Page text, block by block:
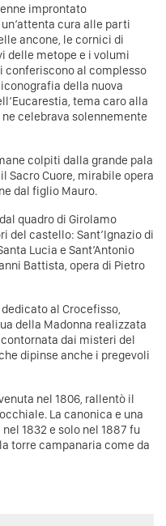
improntato
cura alle parti
ancone, le cornici di
delle metope e i volumi
conferiscono al complesso
della nuova
tema caro alla
celebrava solennemente
colpiti dalla grande pala
Sacro Cuore, mirabile opera
dal figlio Mauro.
quadro di Girolamo
del castello: Sant’Ignazio di
Lucia e Sant’Antonio
Battista, opera di Pietro
al Crocefisso,
della Madonna realizzata
dai misteri del
dipinse anche i pregevoli
nel 1806, rallentò il
La canonica e una
1832 e solo nel 1887 fu
torre campanaria come da